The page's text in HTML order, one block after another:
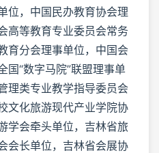
位，中国民办教育协会理
高等教育专业委员会常务
育分会理事单位，中国会
国“数字马院”联盟理事单
理类专业教学指导委员会
文化旅游现代产业学院协
学会牵头单位，吉林省旅
会长单位，吉林省会展协